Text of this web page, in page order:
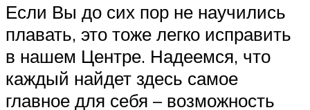
Если Вы до сих пор не научились
плавать, это тоже легко исправить
в нашем Центре. Надеемся, что
каждый найдет здесь самое
главное для себя – возможность